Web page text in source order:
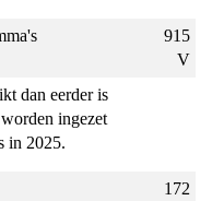
915
V
dan eerder is
ingezet
in 2025.
172